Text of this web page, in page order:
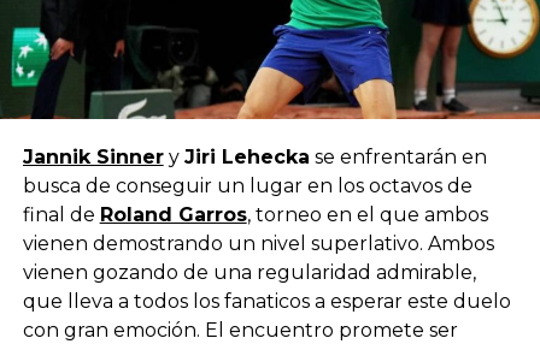
Jannik Sinnery Jiri Lehecka se enfrentarán en
busca de conseguir un lugar en los octavos de
final de Roland Garros, torneo en el que ambos
vienen demostrando un nivel superlativo. Ambos
vienen gozando de una regularidad admirable,
que lleva a todos los fanaticos a esperar este duelo
con gran emoción. El encuentro promete ser